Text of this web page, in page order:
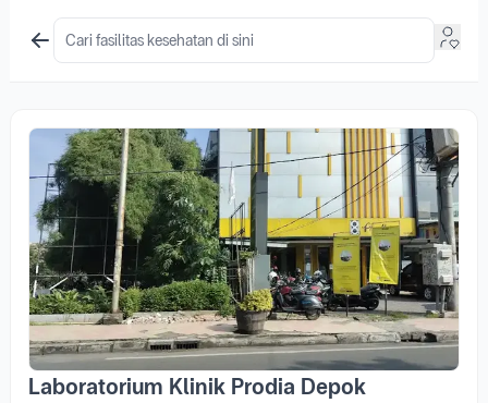
Laboratorium Klinik Prodia Depok